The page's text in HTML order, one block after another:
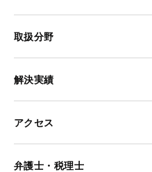
取扱分野
解決実績
アクセス
弁護士・税理士